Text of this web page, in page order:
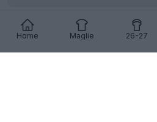
Home Maglie 26-27